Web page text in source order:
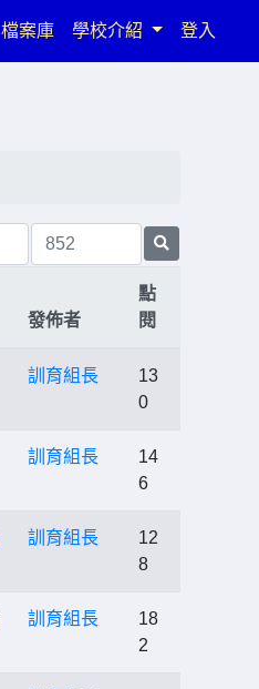
檔案庫 學校介紹 登入
發佈者
點
閱
訓育組長
13
0
訓育組長
14
6
訓育組長
12
8
訓育組長
18
2